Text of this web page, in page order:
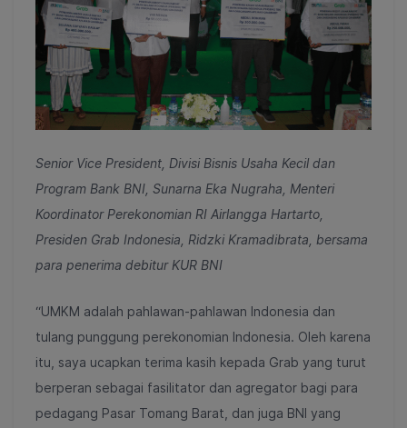
Senior Vice President, Divisi Bisnis Usaha Kecil dan
Program Bank BNI, Sunarna Eka Nugraha, Menteri
Koordinator Perekonomian RI Airlangga Hartarto,
Presiden Grab Indonesia, Ridzki Kramadibrata, bersama
para penerima debitur KUR BNI
“UMKM adalah pahlawan-pahlawan Indonesia dan
tulang punggung perekonomian Indonesia. Oleh karena
itu, saya ucapkan terima kasih kepada Grab yang turut
berperan sebagai fasilitator dan agregator bagi para
pedagang Pasar Tomang Barat, dan juga BNI yang